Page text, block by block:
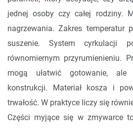
jednej osoby czy całej rodziny.
nagrzewania. Zakres temperatur
suszenie. System cyrkulacji
równomiernym przyrumienieniu.
mogą ułatwić gotowanie,
konstrukcji. Materiał kosza i
trwałość. W praktyce liczy się
Części myjące się w zmywarce